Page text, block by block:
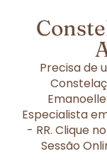
Precisa de
Especialista
- RR. Clique
Sessão